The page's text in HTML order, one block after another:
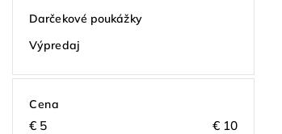
Darčekové poukážky
Výpredaj
Cena
€ 5 € 10